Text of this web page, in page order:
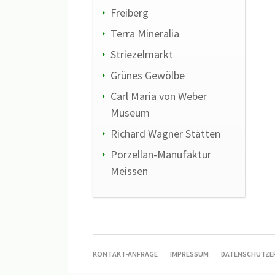
Freiberg
Terra Mineralia
Striezelmarkt
Grünes Gewölbe
Carl Maria von Weber
Museum
Richard Wagner Stätten
Porzellan-Manufaktur
Meissen
KONTAKT-ANFRAGE IMPRESSUM